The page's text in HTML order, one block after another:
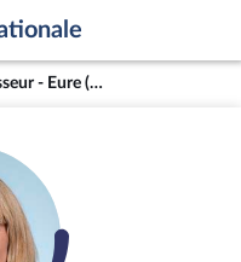
Mme Katiana Levavasseur - Eure (2e circonscription)